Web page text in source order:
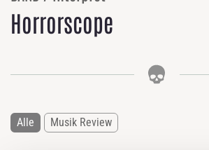
Horrorscope
Alle Musik Review